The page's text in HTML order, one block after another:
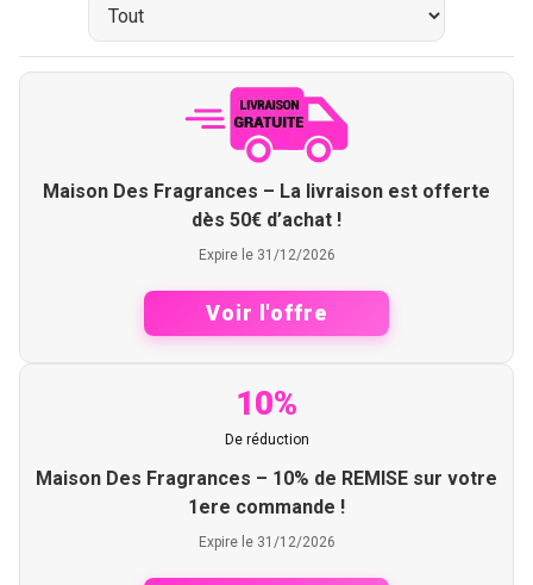
Maison Des Fragrances – La livraison est offerte
dès 50€ d’achat !
Expire le 31/12/2026
Voir l'offre
10%
De réduction
Maison Des Fragrances – 10% de REMISE sur votre
1ere commande !
Expire le 31/12/2026